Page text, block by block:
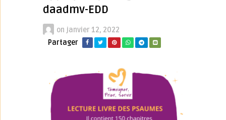
daadmv-EDD
on janvier 12, 2022
Partager